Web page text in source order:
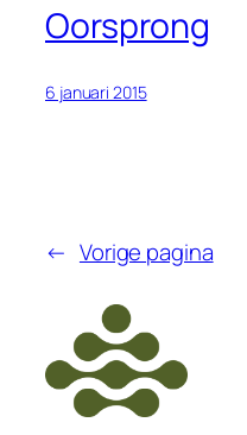
Oorsprong
6 januari 2015
← Vorige pagina